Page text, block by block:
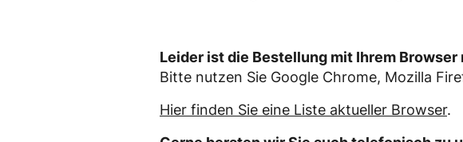
Leider ist die Bestellung mit Ihrem
Bitte nutzen Sie Google Chrome, Mozilla
Hier finden Sie eine Liste aktueller Browser.